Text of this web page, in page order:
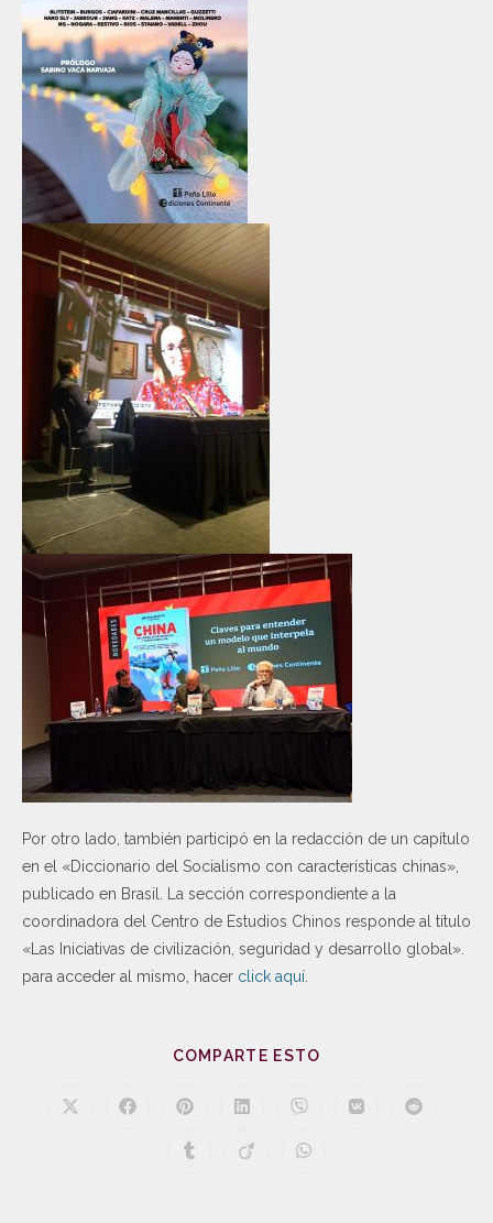
Por otro lado, también participó en la redacción de un capítulo
en el «Diccionario del Socialismo con características chinas»,
publicado en Brasil. La sección correspondiente a la
coordinadora del Centro de Estudios Chinos responde al título
«Las Iniciativas de civilización, seguridad y desarrollo global».
para acceder al mismo, hacer click aquí
COMPARTE ESTO